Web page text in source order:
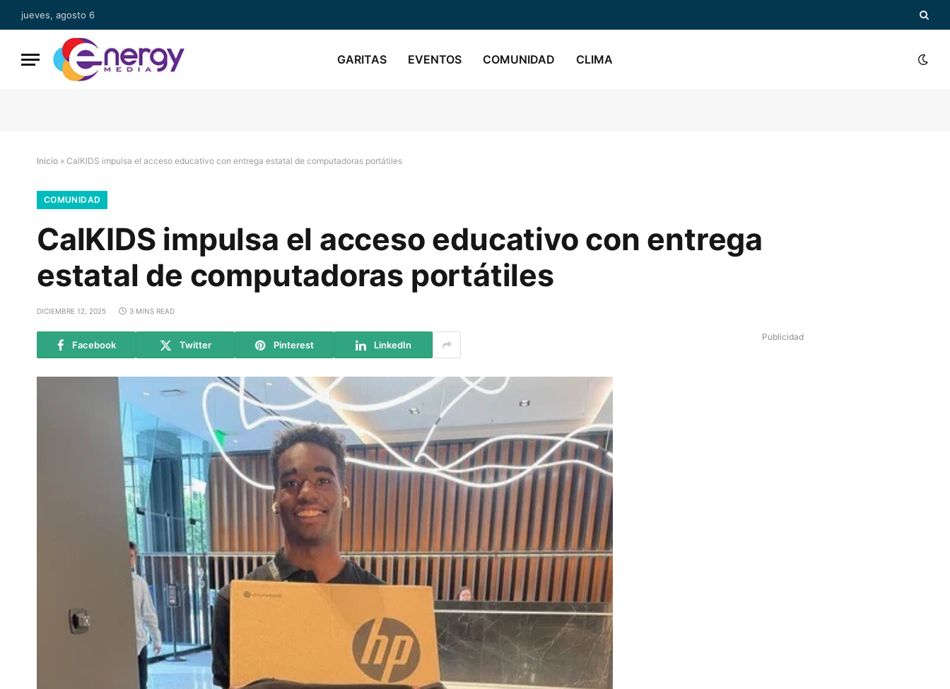
jueves, agosto 6
GARITAS EVENTOS COMUNIDAD CLIMA
Inicio » CalKIDS impulsa el acceso educativo con entrega estatal de computadoras portátiles
COMUNIDAD
CalKIDS impulsa el acceso educativo con entrega
estatal de computadoras portátiles
DICIEMBRE 12, 2025 3 MINS READ
Facebook Twitter Pinterest LinkedIn
Publicidad